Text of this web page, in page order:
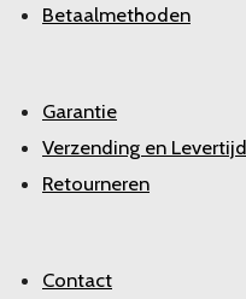
Betaalmethoden
Garantie
Verzending en Levertijd
Retourneren
Contact